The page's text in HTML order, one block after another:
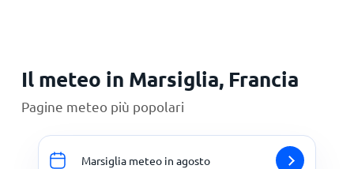
Il meteo in Marsiglia, Francia
Pagine meteo più popolari
Marsiglia meteo in agosto